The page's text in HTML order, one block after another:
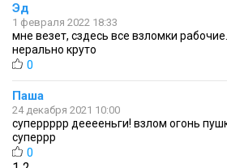
Эд
1 февраля 2022 18:33
мне везет, сздесь все взломки
нерально круто
0
Паша
24 декабря 2021 10:00
суперрррр дееееньги! взлом огонь
суперрр
0